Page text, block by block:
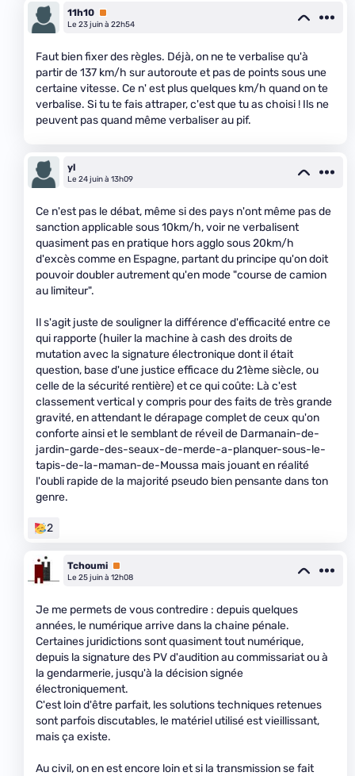
11h10 Premium
Le 23 juin à 22h54
Faut bien fixer des règles. Déjà, on ne te verbalise qu'à
partir de 137 km/h sur autoroute et pas de points sous une
certaine vitesse. Ce n' est plus quelques km/h quand on te
verbalise. Si tu te fais attraper, c'est que tu as choisi ! Ils ne
peuvent pas quand même verbaliser au pif.
yl
Le 24 juin à 13h09
Ce n'est pas le débat, même si des pays n'ont même pas de
sanction applicable sous 10km/h, voir ne verbalisent
quasiment pas en pratique hors agglo sous 20km/h
d'excès comme en Espagne, partant du principe qu'on doit
pouvoir doubler autrement qu'en mode "course de camion
au limiteur".
Il s'agit juste de souligner la différence d'efficacité entre ce
qui rapporte (huiler la machine à cash des droits de
mutation avec la signature électronique dont il était
question, base d'une justice efficace du 21ème siècle, ou
celle de la sécurité rentière) et ce qui coûte: Là c'est
classement vertical y compris pour des faits de très grande
gravité, en attendant le dérapage complet de ceux qu'on
conforte ainsi et le semblant de réveil de Darmanain-de-
jardin-garde-des-seaux-de-merde-a-planquer-sous-le-
tapis-de-la-maman-de-Moussa mais jouant en réalité
l'oubli rapide de la majorité pseudo bien pensante dans ton
genre.
2
Tchoumi Premium
Le 25 juin à 12h08
Je me permets de vous contredire : depuis quelques
années, le numérique arrive dans la chaine pénale.
Certaines juridictions sont quasiment tout numérique,
depuis la signature des PV d'audition au commissariat ou à
la gendarmerie, jusqu'à la décision signée
électroniquement.
C'est loin d'être parfait, les solutions techniques retenues
sont parfois discutables, le matériel utilisé est vieillissant,
mais ça existe.
Au civil, on en est encore loin et si la transmission se fait